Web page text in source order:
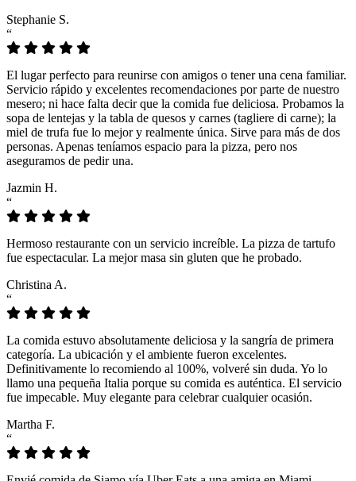
Stephanie S.
“
El lugar perfecto para reunirse con amigos o tener una cena familiar.
Servicio rápido y excelentes recomendaciones por parte de nuestro
mesero; ni hace falta decir que la comida fue deliciosa. Probamos la
sopa de lentejas y la tabla de quesos y carnes (tagliere di carne); la
miel de trufa fue lo mejor y realmente única. Sirve para más de dos
personas. Apenas teníamos espacio para la pizza, pero nos
aseguramos de pedir una.
Jazmin H.
“
Hermoso restaurante con un servicio increíble. La pizza de tartufo
fue espectacular. La mejor masa sin gluten que he probado.
Christina A.
“
La comida estuvo absolutamente deliciosa y la sangría de primera
categoría. La ubicación y el ambiente fueron excelentes.
Definitivamente lo recomiendo al 100%, volveré sin duda. Yo lo
llamo una pequeña Italia porque su comida es auténtica. El servicio
fue impecable. Muy elegante para celebrar cualquier ocasión.
Martha F.
“